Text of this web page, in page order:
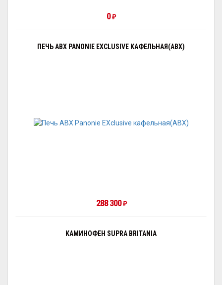
0 ₽
ПЕЧЬ ABX PANONIE EXCLUSIVE КАФЕЛЬНАЯ(ABX)
288 300 ₽
КАМИНОФЕН SUPRA BRITANIA